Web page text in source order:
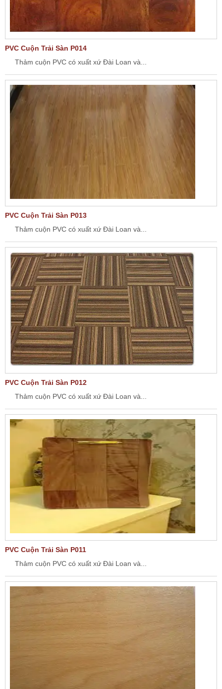
PVC Cuộn Trải Sàn P014
Thảm cuộn PVC có xuất xứ Đài Loan và...
PVC Cuộn Trải Sàn P013
Thảm cuộn PVC có xuất xứ Đài Loan và...
PVC Cuộn Trải Sàn P012
Thảm cuộn PVC có xuất xứ Đài Loan và...
PVC Cuộn Trải Sàn P011
Thảm cuộn PVC có xuất xứ Đài Loan và...